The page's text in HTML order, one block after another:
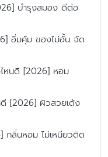
บำรุงสมอง ดีต่อ
อิ่มคุ้ม ของไม่อั้น จัด
หนดี [2026] หอม
[2026] ผิวสวยเด้ง
กลิ่นหอม ไม่เหนียวติด